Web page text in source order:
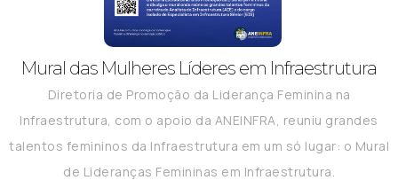
Mural das Mulheres Líderes em Infraestrutura
Diretoria de Promoção da Liderança Feminina na
Infraestrutura, com o apoio da ANEINFRA, reuniu grandes
talentos femininos da Infraestrutura em um só lugar: o Mural
de Lideranças Femininas em Infraestrutura.